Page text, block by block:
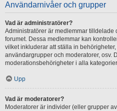
Användarnivåer och grupper
Vad är administratörer?
Administratörer är medlemmar
forumet. Dessa medlemmar kan
vilket inkluderar att ställa in
användargrupper och moderatorer, osv.
moderationsbehörigheter i alla
Upp
Vad är moderatorer?
Moderatorer är individer (eller grupper